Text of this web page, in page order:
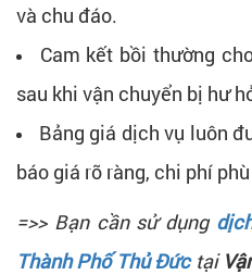
và chu đáo.
Cam kết bồi thường
sau khi vận chuyển bị hư
Bảng giá dịch vụ luôn
báo giá rõ ràng, chi phí
=>> Bạn cần sử dụng
Thành Phố Thủ Đứctại